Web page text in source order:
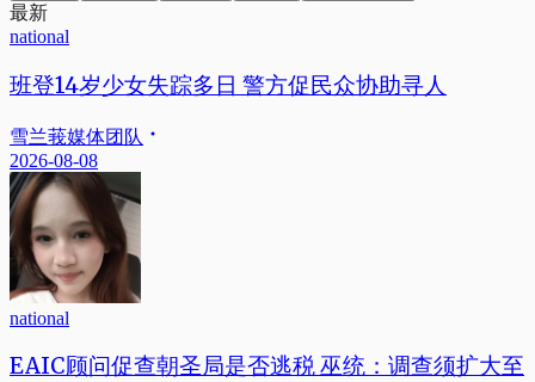
最新
national
班登14岁少女失踪多日 警方促民众协助寻人
雪兰莪媒体团队
2026-08-08
national
EAIC顾问促查朝圣局是否逃税 巫统：调查须扩大至